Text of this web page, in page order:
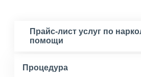
Прайс-лист услуг по
помощи
Процедура